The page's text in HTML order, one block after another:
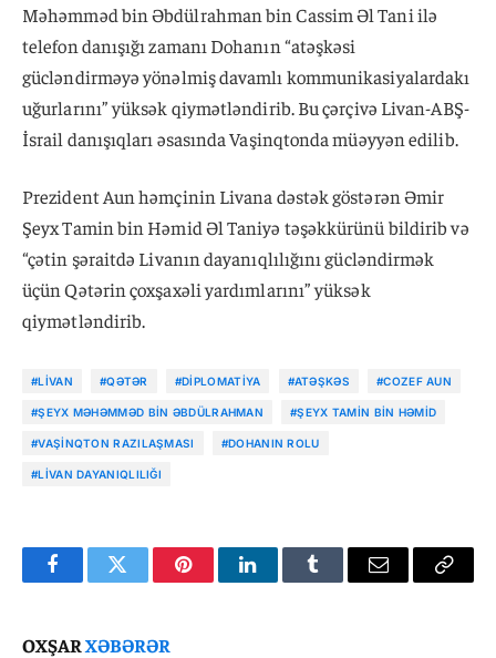
Məhəmməd bin Əbdülrahman bin Cassim Əl Tani ilə
telefon danışığı zamanı Dohanın “atəşkəsi
gücləndirməyə yönəlmiş davamlı kommunikasiyalardakı
uğurlarını” yüksək qiymətləndirib. Bu çərçivə Livan-ABŞ-
İsrail danışıqları əsasında Vaşinqtonda müəyyən edilib.
Prezident Aun həmçinin Livana dəstək göstərən Əmir
Şeyx Tamin bin Həmid Əl Taniyə təşəkkürünü bildirib və
“çətin şəraitdə Livanın dayanıqlılığını gücləndirmək
üçün Qətərin çoxşaxəli yardımlarını” yüksək
qiymətləndirib.
#LIVAN #QƏTƏR #DIPLOMATIYA #ATƏŞKƏS #COZEF AUN
#ŞEYX MƏHƏMMƏD BIN ƏBDÜLRAHMAN #ŞEYX TAMIN BIN HƏMID
#VAŞINQTON RAZILAŞMASI #DOHANIN ROLU
#LIVAN DAYANIQLILIĞI
FacebookTwitter PinterestLinkedInTumblr Email
Copy
OXŞARXƏBƏRƏR